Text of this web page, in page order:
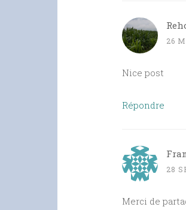
26
Nice post
Répondre
28
Merci de